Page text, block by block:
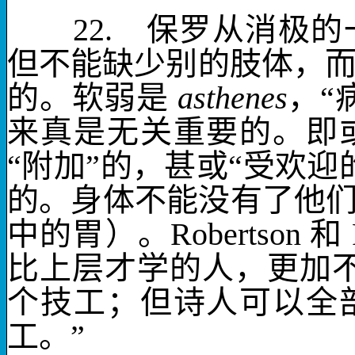
22. 保罗从消极的
但不能缺少别的肢体，
的。 软弱是 asthenes，“
来真是无关重要的。即
“附加”的，甚或“受欢
的。身体不能没有了他
中的胃）。 Robertson 和
比上层才学的人，更加
个技工；但诗人可以全
工。”